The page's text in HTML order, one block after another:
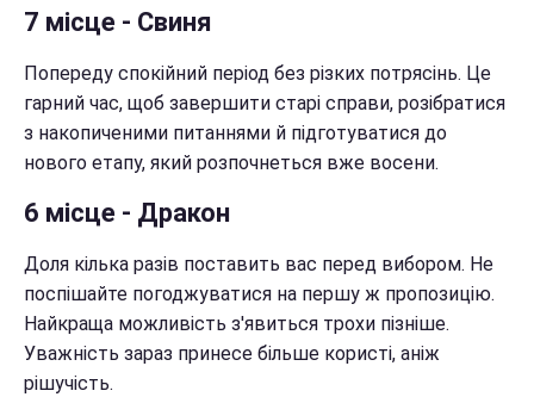
7 місце - Свиня
Попереду спокійний період без різких потрясінь. Це
гарний час, щоб завершити старі справи, розібратися
з накопиченими питаннями й підготуватися до
нового етапу, який розпочнеться вже восени.
6 місце - Дракон
Доля кілька разів поставить вас перед вибором. Не
поспішайте погоджуватися на першу ж пропозицію.
Найкраща можливість з'явиться трохи пізніше.
Уважність зараз принесе більше користі, аніж
рішучість.